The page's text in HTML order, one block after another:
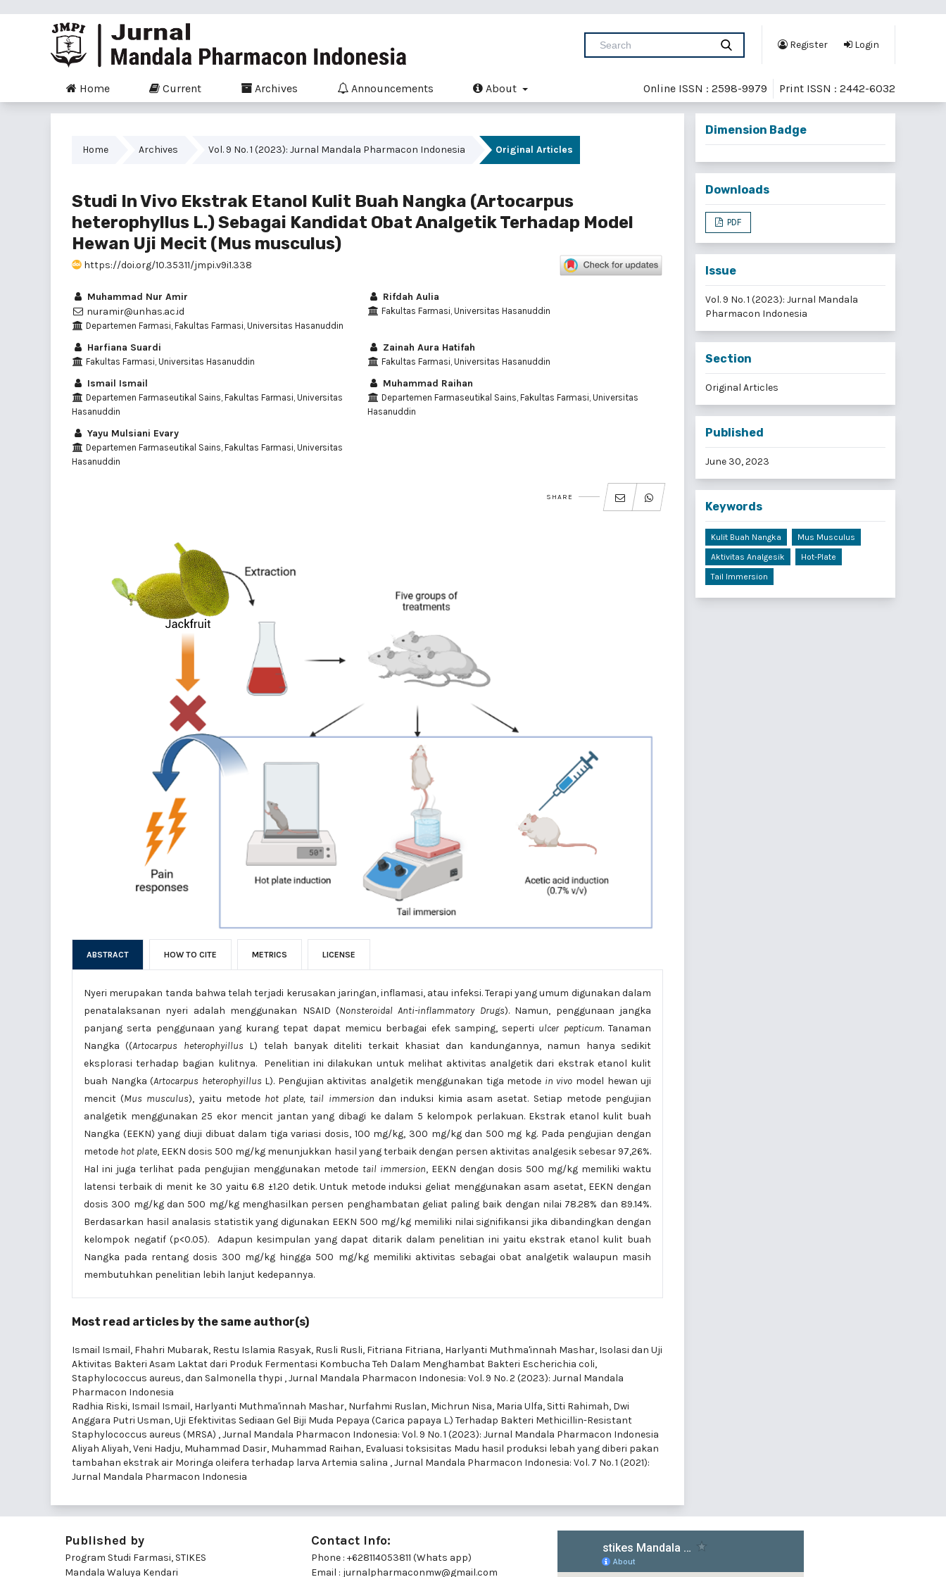
Register Login
Home Current Archives Announcements About Online ISSN : 2598-9979 Print ISSN : 2442-6032
Home Archives Vol. 9 No. 1 (2023): Jurnal Mandala Pharmacon Indonesia Original Articles
Studi In Vivo Ekstrak Etanol Kulit Buah Nangka (Artocarpus
heterophyllus L.) Sebagai Kandidat Obat Analgetik Terhadap Model
Hewan Uji Mecit (Mus musculus)
https://doi.org/10.35311/jmpi.v9i1.338
Muhammad Nur Amir
nuramir@unhas.ac.id
Departemen Farmasi, Fakultas Farmasi, Universitas Hasanuddin
Rifdah Aulia
Fakultas Farmasi, Universitas Hasanuddin
Harfiana Suardi
Fakultas Farmasi, Universitas Hasanuddin
Zainah Aura Hatifah
Fakultas Farmasi, Universitas Hasanuddin
Ismail Ismail
Departemen Farmaseutikal Sains, Fakultas Farmasi, Universitas
Hasanuddin
Muhammad Raihan
Departemen Farmaseutikal Sains, Fakultas Farmasi, Universitas
Hasanuddin
Yayu Mulsiani Evary
Departemen Farmaseutikal Sains, Fakultas Farmasi, Universitas
Hasanuddin
SHARE
ABSTRACT HOW TO CITE METRICS LICENSE
Nyeri merupakan tanda bahwa telah terjadi kerusakan jaringan, inflamasi, atau infeksi. Terapi yang umum digunakan dalam
penatalaksanan nyeri adalah menggunakan NSAID (Nonsteroidal Anti-inflammatory Drugs). Namun, penggunaan jangka
panjang serta penggunaan yang kurang tepat dapat memicu berbagai efek samping, seperti ulcer pepticum. Tanaman
Nangka ((Artocarpus heterophyillus L) telah banyak diteliti terkait khasiat dan kandungannya, namun hanya sedikit
eksplorasi terhadap bagian kulitnya. Penelitian ini dilakukan untuk melihat aktivitas analgetik dari ekstrak etanol kulit
buah Nangka (Artocarpus heterophyillus L). Pengujian aktivitas analgetik menggunakan tiga metode in vivo model hewan uji
mencit (Mus musculus), yaitu metode hot plate, tail immersion dan induksi kimia asam asetat. Setiap metode pengujian
analgetik menggunakan 25 ekor mencit jantan yang dibagi ke dalam 5 kelompok perlakuan. Ekstrak etanol kulit buah
Nangka (EEKN) yang diuji dibuat dalam tiga variasi dosis, 100 mg/kg, 300 mg/kg dan 500 mg kg. Pada pengujian dengan
metode hot plate, EEKN dosis 500 mg/kg menunjukkan hasil yang terbaik dengan persen aktivitas analgesik sebesar 97,26%.
Hal ini juga terlihat pada pengujian menggunakan metode tail immersion, EEKN dengan dosis 500 mg/kg memiliki waktu
latensi terbaik di menit ke 30 yaitu 6.8 ±1.20 detik. Untuk metode induksi geliat menggunakan asam asetat, EEKN dengan
dosis 300 mg/kg dan 500 mg/kg menghasilkan persen penghambatan geliat paling baik dengan nilai 78.28% dan 89.14%.
Berdasarkan hasil analasis statistik yang digunakan EEKN 500 mg/kg memiliki nilai signifikansi jika dibandingkan dengan
kelompok negatif (p<0.05). Adapun kesimpulan yang dapat ditarik dalam penelitian ini yaitu ekstrak etanol kulit buah
Nangka pada rentang dosis 300 mg/kg hingga 500 mg/kg memiliki aktivitas sebagai obat analgetik walaupun masih
membutuhkan penelitian lebih lanjut kedepannya.
Most read articles by the same author(s)
Ismail Ismail, Fhahri Mubarak, Restu Islamia Rasyak, Rusli Rusli, Fitriana Fitriana, Harlyanti Muthma'innah Mashar, Isolasi dan Uji
Aktivitas Bakteri Asam Laktat dari Produk Fermentasi Kombucha Teh Dalam Menghambat Bakteri Escherichia coli,
Staphylococcus aureus, dan Salmonella thypi ,Jurnal Mandala Pharmacon Indonesia: Vol. 9 No. 2 (2023): Jurnal Mandala
Pharmacon Indonesia
Radhia Riski, Ismail Ismail, Harlyanti Muthma'innah Mashar, Nurfahmi Ruslan, Michrun Nisa, Maria Ulfa, Sitti Rahimah, Dwi
Anggara Putri Usman,Uji Efektivitas Sediaan Gel Biji Muda Pepaya (Carica papaya L.) Terhadap Bakteri Methicillin-Resistant
Staphylococcus aureus (MRSA) ,Jurnal Mandala Pharmacon Indonesia: Vol. 9 No. 1 (2023): Jurnal Mandala Pharmacon Indonesia
Aliyah Aliyah, Veni Hadju, Muhammad Dasir, Muhammad Raihan, Evaluasi toksisitas Madu hasil produksi lebah yang diberi pakan
tambahan ekstrak air Moringa oleifera terhadap larva Artemia salina ,Jurnal Mandala Pharmacon Indonesia: Vol. 7 No. 1 (2021):
Jurnal Mandala Pharmacon Indonesia
Dimension Badge
Downloads
PDF
Issue
Vol. 9 No. 1 (2023): Jurnal Mandala
Pharmacon Indonesia
Section
Original Articles
Published
June 30, 2023
Keywords
Kulit Buah Nangka
Mus Musculus
Aktivitas Analgesik
Hot-Plate
Tail Immersion
Published by
Program Studi Farmasi, STIKES
Mandala Waluya Kendari
Contact Info:
Phone : +628114053811 (Whats app)
Email : jurnalpharmaconmw@gmail.com